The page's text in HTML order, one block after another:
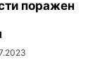
поражен